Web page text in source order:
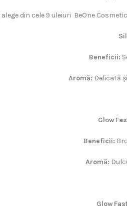
alege din cele 9 uleiuri BeOne
Beneficii:
Aromă: Delicată
Glow
Beneficii:
Aromă:
Glow